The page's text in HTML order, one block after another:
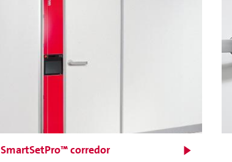
SmartSetPro™ corredor